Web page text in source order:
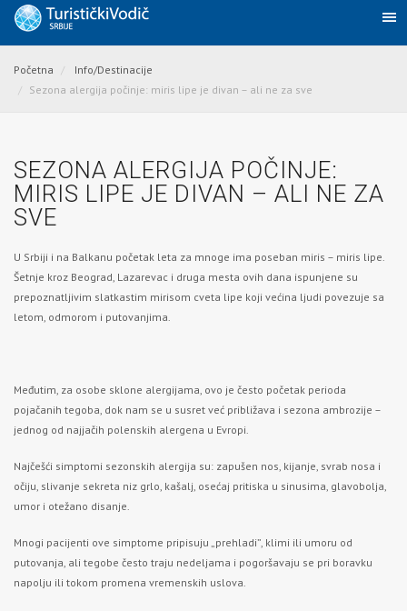
Početna
Info/Destinacije
Sezona alergija počinje: miris lipe je divan – ali ne za sve
SEZONA ALERGIJA POČINJE:
MIRIS LIPE JE DIVAN – ALI NE ZA
SVE
U Srbiji i na Balkanu početak leta za mnoge ima poseban miris – miris lipe.
Šetnje kroz Beograd, Lazarevac i druga mesta ovih dana ispunjene su
prepoznatljivim slatkastim mirisom cveta lipe koji većina ljudi povezuje sa
letom, odmorom i putovanjima.
Međutim, za osobe sklone alergijama, ovo je često početak perioda
pojačanih tegoba, dok nam se u susret već približava i sezona ambrozije –
jednog od najjačih polenskih alergena u Evropi.
Najčešći simptomi sezonskih alergija su: zapušen nos, kijanje, svrab nosa i
očiju, slivanje sekreta niz grlo, kašalj, osećaj pritiska u sinusima, glavobolja,
umor i otežano disanje.
Mnogi pacijenti ove simptome pripisuju „prehladi”, klimi ili umoru od
putovanja, ali tegobe često traju nedeljama i pogoršavaju se pri boravku
napolju ili tokom promena vremenskih uslova.